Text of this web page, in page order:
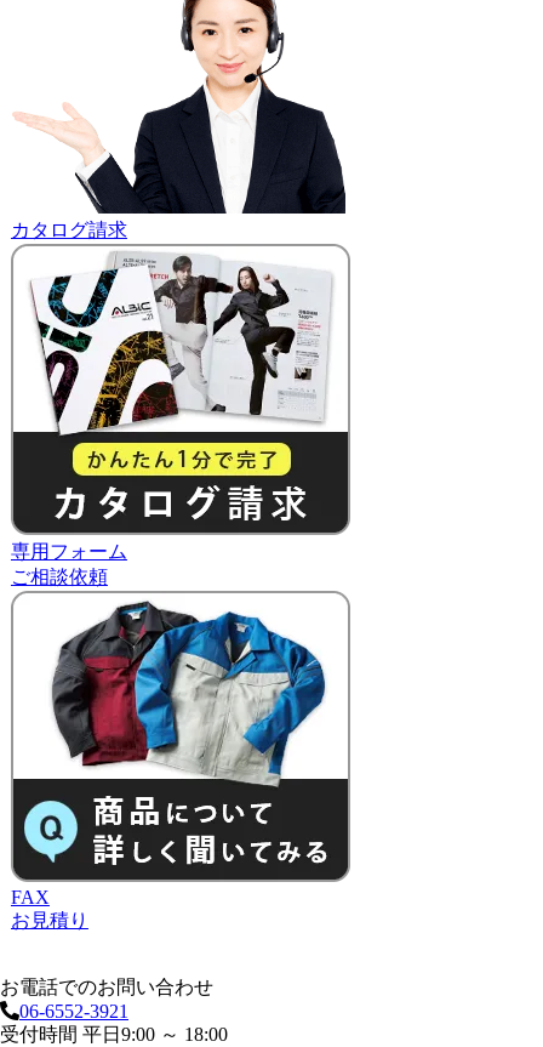
カタログ請求
専用フォーム
ご相談依頼
FAX
お見積り
お電話でのお問い合わせ
06-6552-3921
受付時間 平日9:00 ～ 18:00